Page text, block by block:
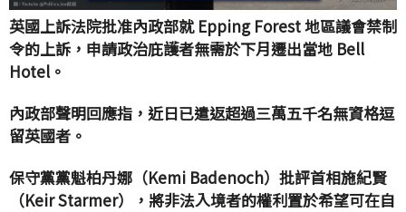
英國上訴法院批准內政部就 Epping Forest 地區議會禁制
令的上訴，申請政治庇護者無需於下月遷出當地 Bell
Hotel。
內政部聲明回應指，近日已遣返超過三萬五千名無資格逗
留英國者。
保守黨黨魁柏丹娜（Kemi Badenoch）批評首相施紀賢
（Keir Starmer），將非法入境者的權利置於希望可在自